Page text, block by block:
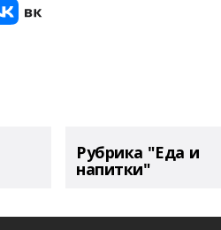
Рубрика "Еда и
напитки"